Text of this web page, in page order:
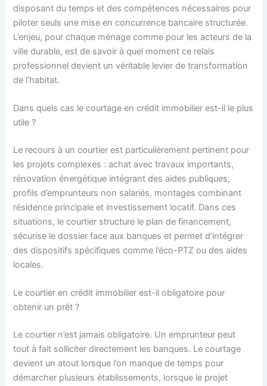
disposant du temps et des compétences nécessaires pour
piloter seuls une mise en concurrence bancaire structurée.
L’enjeu, pour chaque ménage comme pour les acteurs de la
ville durable, est de savoir à quel moment ce relais
professionnel devient un véritable levier de transformation
de l’habitat.
Dans quels cas le courtage en crédit immobilier est-il le plus
utile ?
Le recours à un courtier est particulièrement pertinent pour
les projets complexes : achat avec travaux importants,
rénovation énergétique intégrant des aides publiques,
profils d’emprunteurs non salariés, montages combinant
résidence principale et investissement locatif. Dans ces
situations, le courtier structure le plan de financement,
sécurise le dossier face aux banques et permet d’intégrer
des dispositifs spécifiques comme l’éco-PTZ ou des aides
locales.
Le courtier en crédit immobilier est-il obligatoire pour
obtenir un prêt ?
Le courtier n’est jamais obligatoire. Un emprunteur peut
tout à fait solliciter directement les banques. Le courtage
devient un atout lorsque l’on manque de temps pour
démarcher plusieurs établissements, lorsque le projet